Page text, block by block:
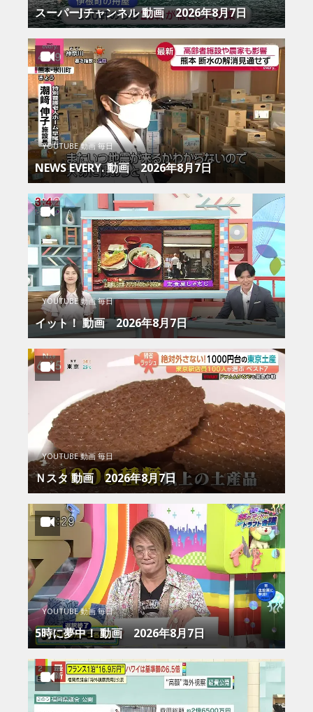
スーパーJチャンネル 動画 2026年8月7日
YOUTUBE 動画 毎日
NEWS EVERY. 動画 2026年8月7日
YOUTUBE 動画 毎日
イット！ 動画 2026年8月7日
YOUTUBE 動画 毎日
Ｎスタ 動画 2026年8月7日
YOUTUBE 動画 毎日
5時に夢中！ 動画 2026年8月7日